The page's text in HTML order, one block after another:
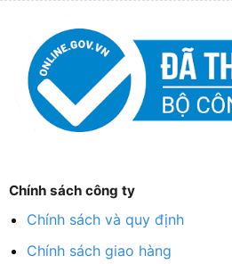
Chính sách công ty
Chính sách và quy định
Chính sách giao hàng